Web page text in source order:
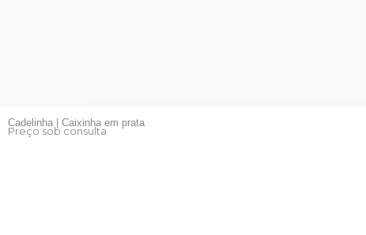
Cadelinha | Caixinha em prata
Preço sob consulta